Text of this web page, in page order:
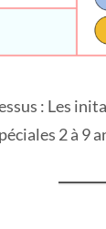
: Les
2 à 9